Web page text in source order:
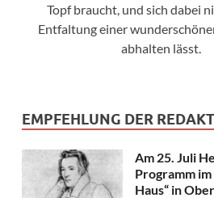
Topf braucht, und sich dabei
Entfaltung einer
abhalten lässt.
EMPFEHLUNG DER
Am 25. Juli
Programm
Haus“ in